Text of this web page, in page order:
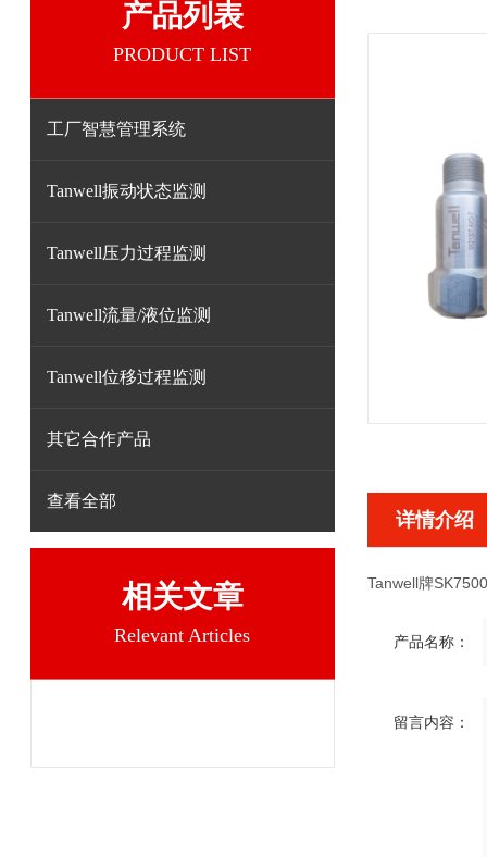
产品列表
PRODUCT LIST
工厂智慧管理系统
Tanwell振动状态监测
Tanwell压力过程监测
Tanwell流量/液位监测
Tanwell位移过程监测
其它合作产品
查看全部
相关文章
Relevant Articles
详情介绍
Tanwell牌
产品名称：
留言内容：